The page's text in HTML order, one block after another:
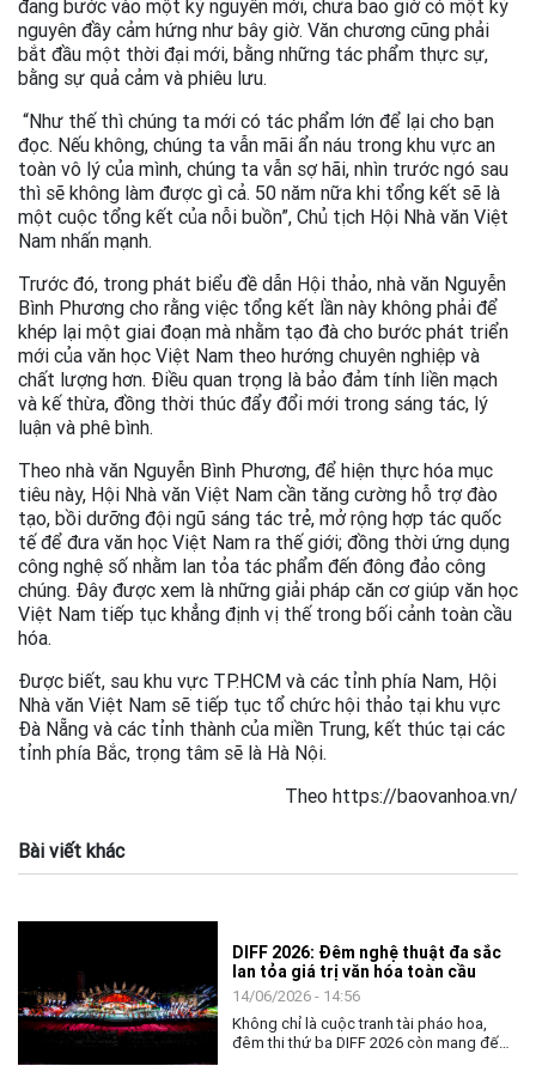
đang bước vào một kỷ nguyên mới, chưa bao giờ có một kỷ
nguyên đầy cảm hứng như bây giờ. Văn chương cũng phải
bắt đầu một thời đại mới, bằng những tác phẩm thực sự,
bằng sự quả cảm và phiêu lưu.
“Như thế thì chúng ta mới có tác phẩm lớn để lại cho bạn
đọc. Nếu không, chúng ta vẫn mãi ẩn náu trong khu vực an
toàn vô lý của mình, chúng ta vẫn sợ hãi, nhìn trước ngó sau
thì sẽ không làm được gì cả. 50 năm nữa khi tổng kết sẽ là
một cuộc tổng kết của nỗi buồn”, Chủ tịch Hội Nhà văn Việt
Nam nhấn mạnh.
Trước đó, trong phát biểu đề dẫn Hội thảo, nhà văn Nguyễn
Bình Phương cho rằng việc tổng kết lần này không phải để
khép lại một giai đoạn mà nhằm tạo đà cho bước phát triển
mới của văn học Việt Nam theo hướng chuyên nghiệp và
chất lượng hơn. Điều quan trọng là bảo đảm tính liền mạch
và kế thừa, đồng thời thúc đẩy đổi mới trong sáng tác, lý
luận và phê bình.
Theo nhà văn Nguyễn Bình Phương, để hiện thực hóa mục
tiêu này, Hội Nhà văn Việt Nam cần tăng cường hỗ trợ đào
tạo, bồi dưỡng đội ngũ sáng tác trẻ, mở rộng hợp tác quốc
tế để đưa văn học Việt Nam ra thế giới; đồng thời ứng dụng
công nghệ số nhằm lan tỏa tác phẩm đến đông đảo công
chúng. Đây được xem là những giải pháp căn cơ giúp văn học
Việt Nam tiếp tục khẳng định vị thế trong bối cảnh toàn cầu
hóa.
Được biết, sau khu vực TP.HCM và các tỉnh phía Nam, Hội
Nhà văn Việt Nam sẽ tiếp tục tổ chức hội thảo tại khu vực
Đà Nẵng và các tỉnh thành của miền Trung, kết thúc tại các
tỉnh phía Bắc, trọng tâm sẽ là Hà Nội.
Theo https://baovanhoa.vn/
Bài viết khác
DIFF 2026: Đêm nghệ thuật đa sắc
lan tỏa giá trị văn hóa toàn cầu
14/06/2026 - 14:56
Không chỉ là cuộc tranh tài pháo hoa,
đêm thi thứ ba DIFF 2026 còn mang đến